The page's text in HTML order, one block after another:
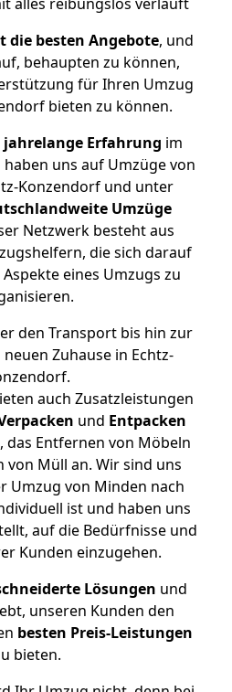
die besten Angebote, und
behaupten zu können,
für Ihren Umzug
bieten zu können.
jahrelange Erfahrung im
uns auf Umzüge von
Konzendorf und unter
Umzüge
Netzwerk besteht aus
die sich darauf
eines Umzugs zu
den Transport bis hin zur
Zuhause in Echtz-
auch Zusatzleistungen
und Entpacken
, das Entfernen von Möbeln
von Müll an. Wir sind uns
Umzug von Minden nach
ist und haben uns
auf die Bedürfnisse und
Kunden einzugehen.
Lösungen und
unseren Kunden den
besten Preis-Leistungen
bieten.